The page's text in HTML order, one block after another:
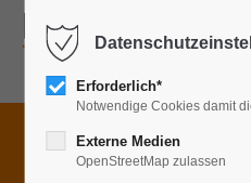
Speisekategorie wählen
Erforderlich*
Notwendige Cookies damit
Externe Medien
OpenStreetMap zulassen